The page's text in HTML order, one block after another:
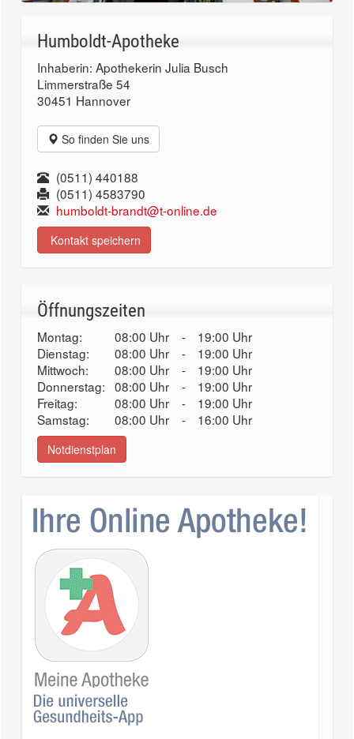
Humboldt-Apotheke
Inhaberin: Apothekerin Julia Busch
Limmerstraße 54
30451 Hannover
So finden Sie uns
(0511) 440188
(0511) 4583790
humboldt-brandt@t-online.de
Kontakt speichern
Öffnungszeiten
Montag: 08:00 Uhr -
19:00 Uhr
Dienstag:
08:00 Uhr -
19:00 Uhr
Mittwoch:
08:00 Uhr -
19:00 Uhr
Donnerstag: 08:00 Uhr -
19:00 Uhr
Freitag:
08:00 Uhr -
19:00 Uhr
Samstag:
08:00 Uhr - 16:00 Uhr
Notdienstplan